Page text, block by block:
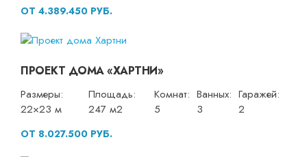
ОТ 4.389.450 РУБ.
ПРОЕКТ ДОМА «ХАРТНИ»
Размеры:
22×23 м
Площадь:
247 м2
Комнат:
5
Ванных:
3
Гаражей:
2
ОТ 8.027.500 РУБ.